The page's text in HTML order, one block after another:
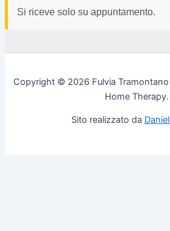
Si riceve solo su appuntamento.
Copyright © 2026 Fulvia
Home Therapy.
Sito realizzato da